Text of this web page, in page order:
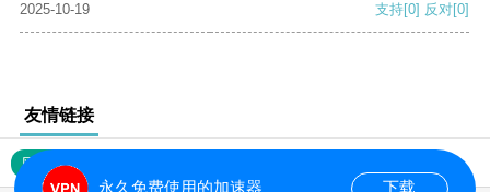
2025-10-19 支持[0] 反对[0]
友情链接
网站地图
永久免费使用的加速器 下载